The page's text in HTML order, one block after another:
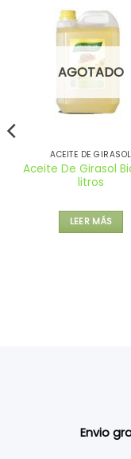
AGOTADO
ACEITE DE GIRASOL
Aceite De Girasol
litros
LEER MÁS
Envio